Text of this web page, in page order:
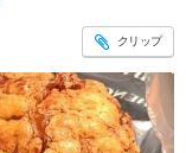
クリップ